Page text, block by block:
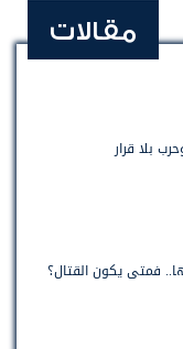
مقالات
بلا قرار
فمتى يكون القتال؟